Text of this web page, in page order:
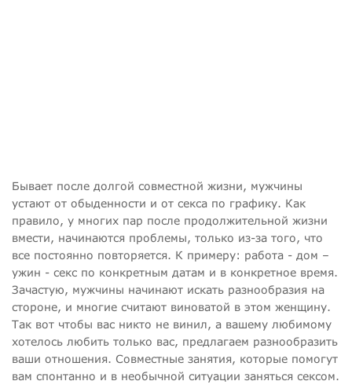
Бывает после долгой совместной жизни, мужчины
устают от обыденности и от секса по графику. Как
правило, у многих пар после продолжительной жизни
вмести, начинаются проблемы, только из-за того, что
все постоянно повторяется. К примеру: работа - дом –
ужин - секс по конкретным датам и в конкретное время.
Зачастую, мужчины начинают искать разнообразия на
стороне, и многие считают виноватой в этом женщину.
Так вот чтобы вас никто не винил, а вашему любимому
хотелось любить только вас, предлагаем разнообразить
ваши отношения. Совместные занятия, которые помогут
вам спонтанно и в необычной ситуации заняться сексом.